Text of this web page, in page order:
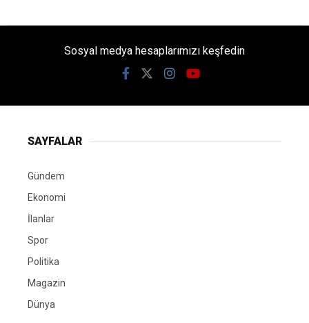
Sosyal medya hesaplarımızı keşfedin
SAYFALAR
Gündem
Ekonomi
İlanlar
Spor
Politika
Magazin
Dünya